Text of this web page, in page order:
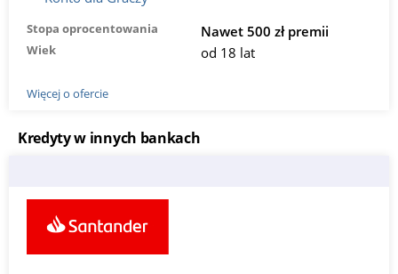
Stopa oprocentowania Nawet 500 zł premii
Wiek od 18 lat
Więcej o ofercie
Kredyty w innych bankach